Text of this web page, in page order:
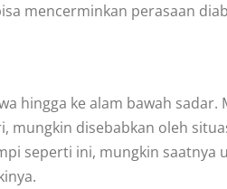
mencerminkan perasaan
hingga ke alam bawah
mungkin disebabkan oleh
seperti ini, mungkin saatnya